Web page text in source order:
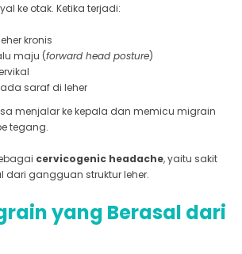
ke otak. Ketika terjadi:
kronis
maju (forward head posture)
saraf di leher
menjalar ke kepala dan memicu migrain
tegang.
cervicogenic headache, yaitu sakit
dari gangguan struktur leher.
yang Berasal dari